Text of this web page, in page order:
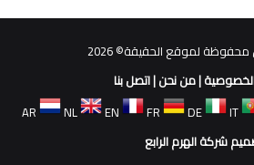
لموقع الحقيقة© 2026
|من نحن|اتصل بنا
AR
NL EN FR DE IT
شركة الهرم الرابع